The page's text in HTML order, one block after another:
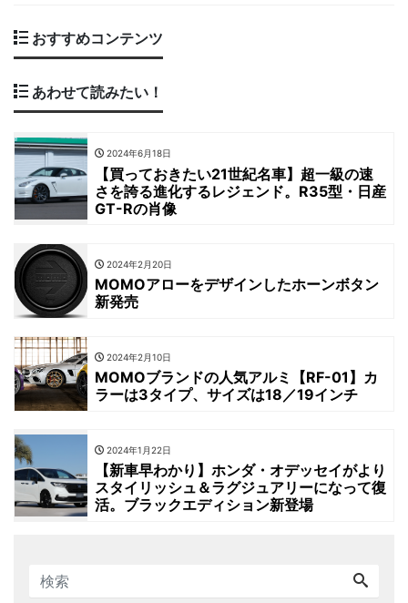
おすすめコンテンツ
あわせて読みたい！
2024年6月18日
【買っておきたい21世紀名車】超一級の速
さを誇る進化するレジェンド。R35型・日産
GT-Rの肖像
2024年2月20日
MOMOアローをデザインしたホーンボタン
新発売
2024年2月10日
MOMOブランドの人気アルミ【RF-01】カ
ラーは3タイプ、サイズは18／19インチ
2024年1月22日
【新車早わかり】ホンダ・オデッセイがより
スタイリッシュ＆ラグジュアリーになって復
活。ブラックエディション新登場